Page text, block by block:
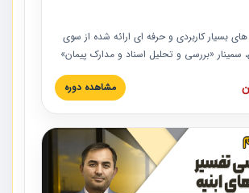
بسیار کاربردی و حرفه‏ ای ارائه شده از سوی
سمینار «بررسی و تحلیل اسناد و مدارک پیمان»
صنعتی شریف ارائه شد. در این آموزش
به اسناد و مدارک پیمان، اولویت بندی اسناد
تجربیات عملی در این خصوص ارائه شده است.
مشاهده دوره